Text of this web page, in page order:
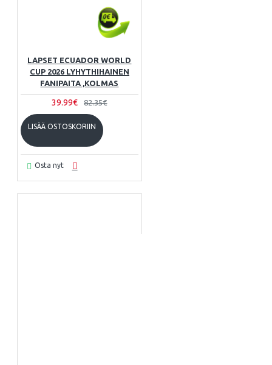
LAPSET ECUADOR WORLD
CUP 2026 LYHYTHIHAINEN
FANIPAITA ,KOLMAS
39.99€ 82.35€
LISÄÄ OSTOSKORIIN
Osta nyt